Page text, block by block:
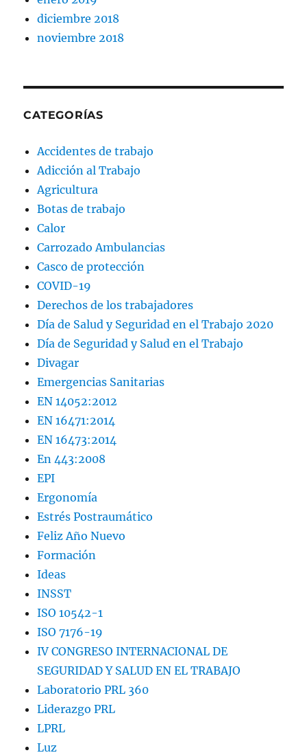
diciembre 2018
noviembre 2018
CATEGORÍAS
Accidentes de trabajo
Adicción al Trabajo
Agricultura
Botas de trabajo
Calor
Carrozado Ambulancias
Casco de protección
COVID-19
Derechos de los trabajadores
Día de Salud y Seguridad en el Trabajo 2020
Día de Seguridad y Salud en el Trabajo
Divagar
Emergencias Sanitarias
EN 14052:2012
EN 16471:2014
EN 16473:2014
En 443:2008
EPI
Ergonomía
Estrés Postraumático
Feliz Año Nuevo
Formación
Ideas
INSST
ISO 10542-1
ISO 7176-19
IV CONGRESO INTERNACIONAL DE
SEGURIDAD Y SALUD EN EL TRABAJO
Laboratorio PRL 360
Liderazgo PRL
LPRL
Luz